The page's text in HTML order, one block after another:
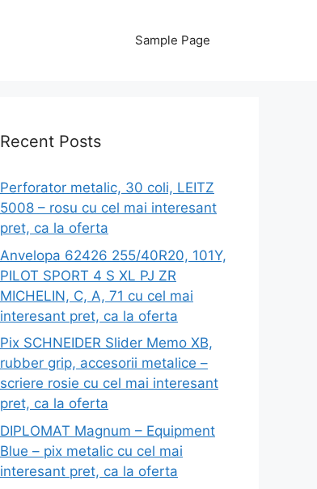
Sample Page
Recent Posts
Perforator metalic, 30 coli, LEITZ
5008 – rosu cu cel mai interesant
pret, ca la oferta
Anvelopa 62426 255/40R20, 101Y,
PILOT SPORT 4 S XL PJ ZR
MICHELIN, C, A, 71 cu cel mai
interesant pret, ca la oferta
Pix SCHNEIDER Slider Memo XB,
rubber grip, accesorii metalice –
scriere rosie cu cel mai interesant
pret, ca la oferta
DIPLOMAT Magnum – Equipment
Blue – pix metalic cu cel mai
interesant pret, ca la oferta